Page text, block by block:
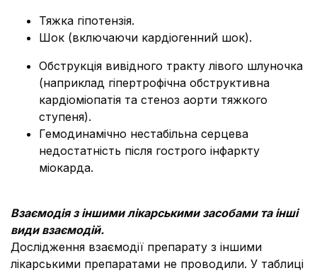
Тяжка гіпотензія.
Шок (включаючи кардіогенний шок).
Обструкція вивідного тракту лівого шлуночка
(наприклад гіпертрофічна обструктивна
кардіоміопатія та стеноз аорти тяжкого
ступеня).
Гемодинамічно нестабільна серцева
недостатність після гострого інфаркту
міокарда.
Взаємодія з іншими лікарськими засобами та інші
види взаємодій.
Дослідження взаємодії препарату з іншими
лікарськими препаратами не проводили. У таблиці